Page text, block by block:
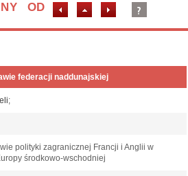
OD
federacji naddunajskiej
;
polityki zagranicznej Francji i Anglii w
środkowo-wschodniej